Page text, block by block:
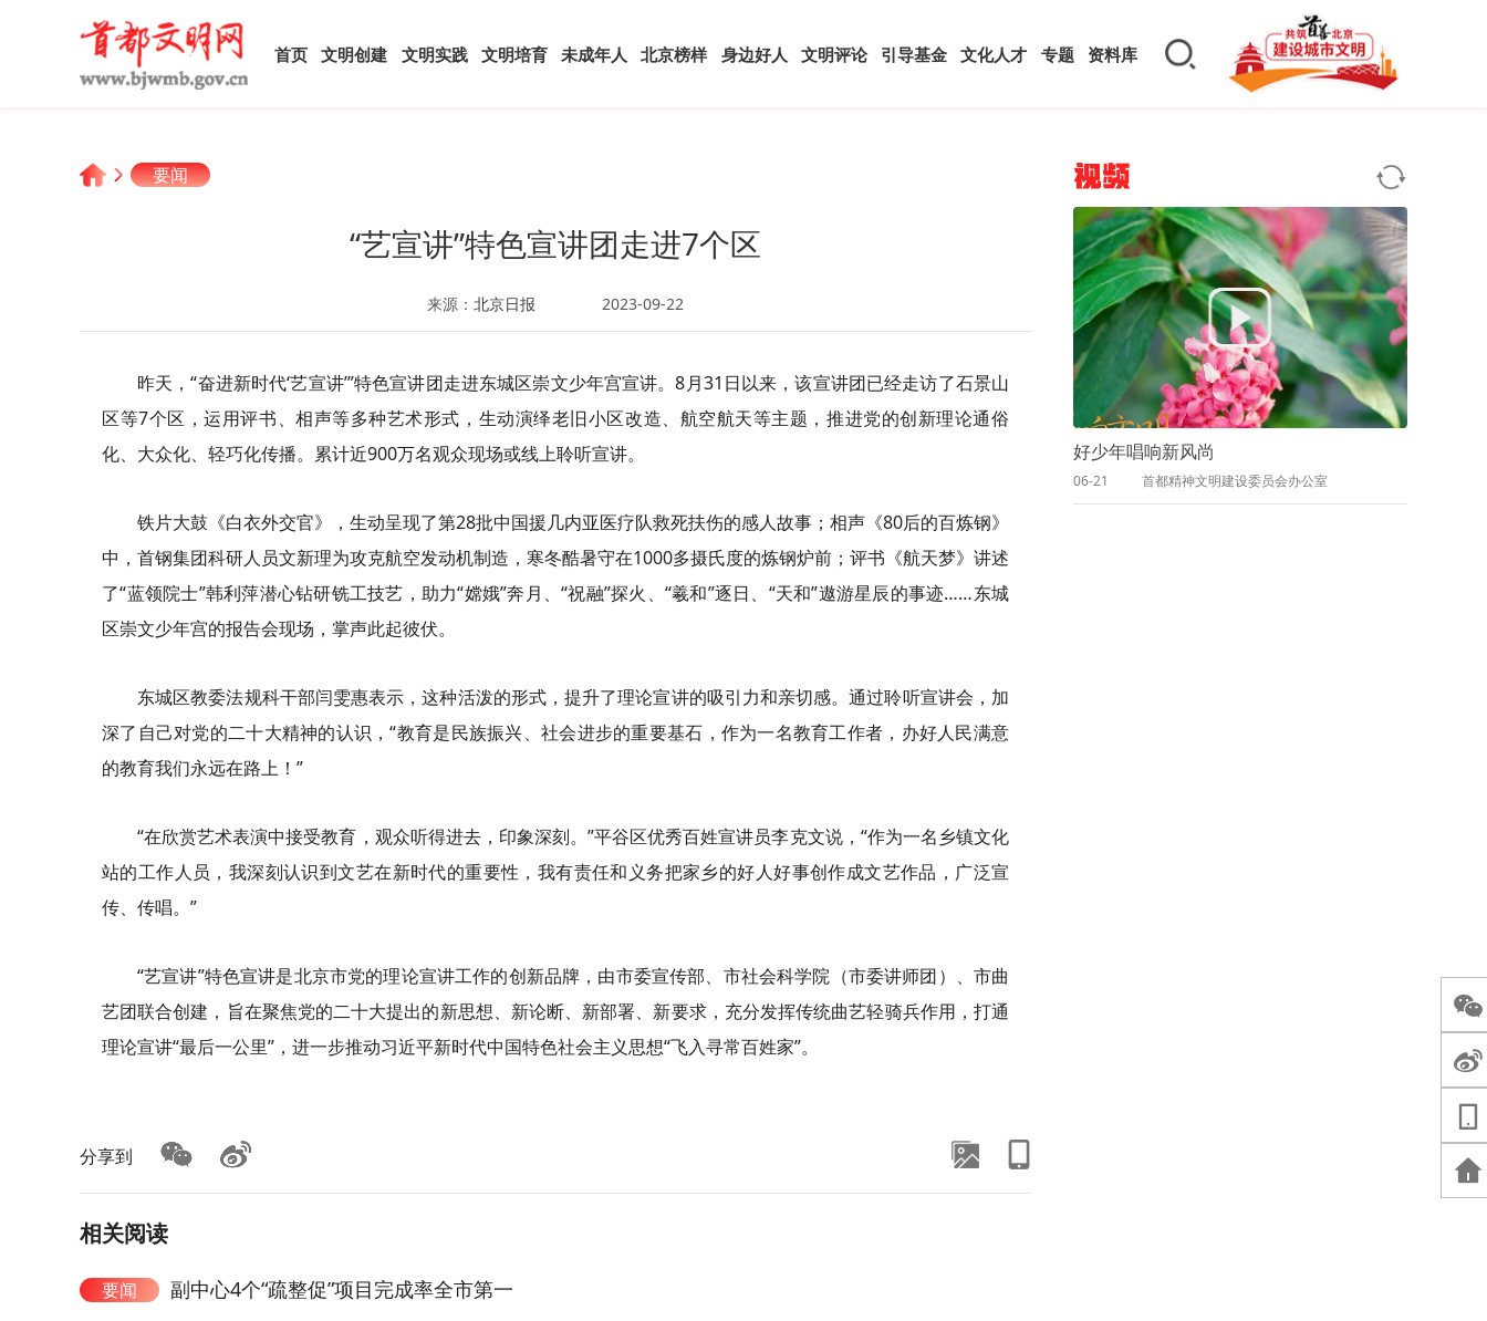
首页 文明创建 文明实践 文明培育 未成年人 北京榜样 身边好人 文明评论 引导基金 文化人才 专题 资料库
要闻
“艺宣讲”特色宣讲团走进7个区
来源： 北京日报 2023-09-22
昨天，“奋进新时代‘艺宣讲’”特色宣讲团走进东城区崇文少年宫宣讲。8月31日以来，该宣讲团已经走访了石景山
区等7个区，运用评书、相声等多种艺术形式，生动演绎老旧小区改造、航空航天等主题，推进党的创新理论通俗
化、大众化、轻巧化传播。累计近900万名观众现场或线上聆听宣讲。
铁片大鼓《白衣外交官》，生动呈现了第28批中国援几内亚医疗队救死扶伤的感人故事；相声《80后的百炼钢》
中，首钢集团科研人员文新理为攻克航空发动机制造，寒冬酷暑守在1000多摄氏度的炼钢炉前；评书《航天梦》讲述
了“蓝领院士”韩利萍潜心钻研铣工技艺，助力“嫦娥”奔月、“祝融”探火、“羲和”逐日、“天和”遨游星辰的事迹……东城
区崇文少年宫的报告会现场，掌声此起彼伏。
东城区教委法规科干部闫雯惠表示，这种活泼的形式，提升了理论宣讲的吸引力和亲切感。通过聆听宣讲会，加
深了自己对党的二十大精神的认识，“教育是民族振兴、社会进步的重要基石，作为一名教育工作者，办好人民满意
的教育我们永远在路上！”
“在欣赏艺术表演中接受教育，观众听得进去，印象深刻。”平谷区优秀百姓宣讲员李克文说，“作为一名乡镇文化
站的工作人员，我深刻认识到文艺在新时代的重要性，我有责任和义务把家乡的好人好事创作成文艺作品，广泛宣
传、传唱。”
“艺宣讲”特色宣讲是北京市党的理论宣讲工作的创新品牌，由市委宣传部、市社会科学院（市委讲师团）、市曲
艺团联合创建，旨在聚焦党的二十大提出的新思想、新论断、新部署、新要求，充分发挥传统曲艺轻骑兵作用，打通
理论宣讲“最后一公里”，进一步推动习近平新时代中国特色社会主义思想“飞入寻常百姓家”。
分享到
相关阅读
要闻 副中心4个“疏整促”项目完成率全市第一
视频
好少年唱响新风尚
06-21 首都精神文明建设委员会办公室